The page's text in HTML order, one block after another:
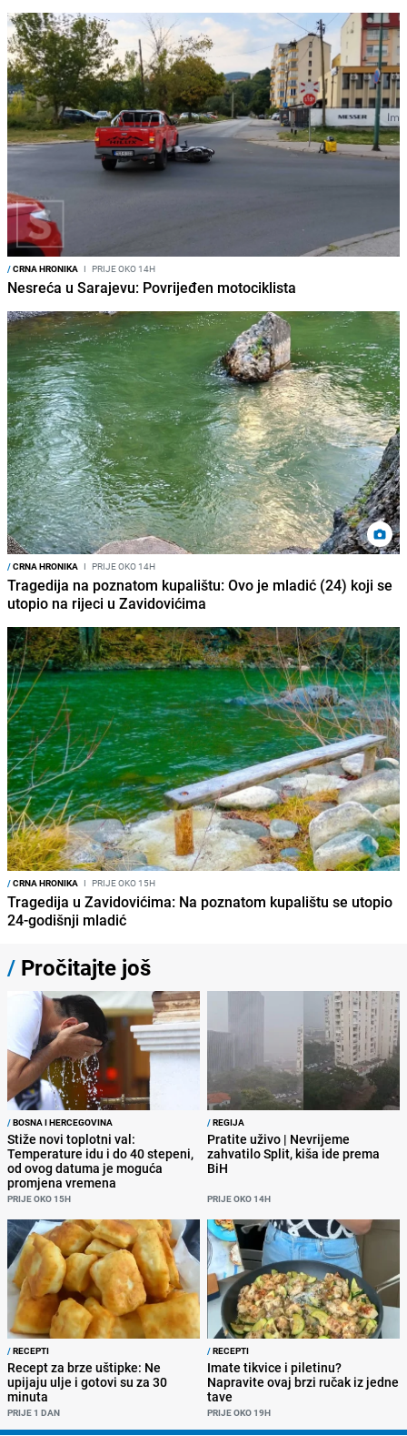
/CRNA HRONIKA I PRIJE OKO 14H
Nesreća u Sarajevu: Povrijeđen motociklista
/CRNA HRONIKA I PRIJE OKO 14H
Tragedija na poznatom kupalištu: Ovo je mladić (24) koji se
utopio na rijeci u Zavidovićima
/CRNA HRONIKA I PRIJE OKO 15H
Tragedija u Zavidovićima: Na poznatom kupalištu se utopio
24-godišnji mladić
/ Pročitajte još
/BOSNA I HERCEGOVINA
Stiže novi toplotni val:
Temperature idu i do 40 stepeni,
od ovog datuma je moguća
promjena vremena
PRIJE OKO 15H
/REGIJA
Pratite uživo | Nevrijeme
zahvatilo Split, kiša ide prema
BiH
PRIJE OKO 14H
/RECEPTI
Recept za brze uštipke: Ne
upijaju ulje i gotovi su za 30
minuta
PRIJE 1 DAN
/RECEPTI
Imate tikvice i piletinu?
Napravite ovaj brzi ručak iz jedne
tave
PRIJE OKO 19H